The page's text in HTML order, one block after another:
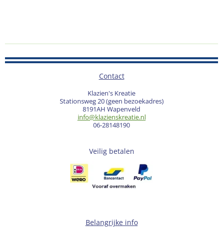
Contact
Klazien's Kreatie
Stationsweg 20 (geen bezoekadres)
8191AH Wapenveld
info@klazienskreatie.nl
06-28148190
Veilig betalen
Belangrijke info